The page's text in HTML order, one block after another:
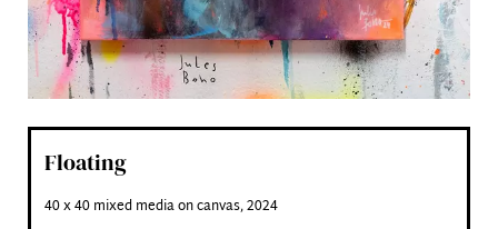
Floating
40 x 40 mixed media on canvas, 2024